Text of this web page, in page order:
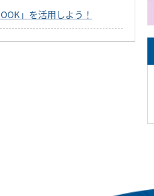
」を活用しよう！